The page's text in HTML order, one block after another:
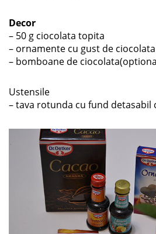
Decor
– 50 g ciocolata topita
– ornamente cu gust de
– bomboane de
Ustensile
– tava rotunda cu fund detasabil